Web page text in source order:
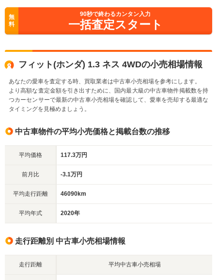
無
料
90秒で終わるカンタン入力
一括査定スタート
フィット(ホンダ) 1.3 ネス 4WDの小売相場情報
あなたの愛車を査定する時、買取業者は中古車小売相場を参考にします。
より高額な査定金額を引き出すために、国内最大級の中古車物件掲載数を持
つカーセンサーで最新の中古車小売相場を確認して、愛車を売却する最適な
タイミングを見極めましょう。
中古車物件の平均小売価格と掲載台数の推移
平均価格 117.3万円
前月比 -3.1万円
平均走行距離 46090km
平均年式 2020年
走行距離別 中古車小売相場情報
走行距離 平均中古車小売相場